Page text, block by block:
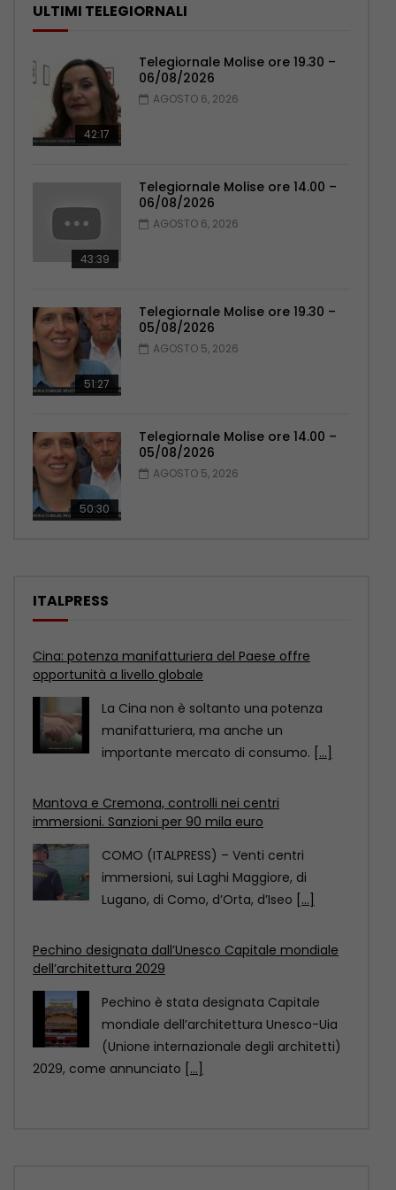
ULTIMI TELEGIORNALI
42:17
Telegiornale Molise ore 19.30 –
06/08/2026
AGOSTO 6, 2026
43:39
Telegiornale Molise ore 14.00 –
06/08/2026
AGOSTO 6, 2026
51:27
Telegiornale Molise ore 19.30 –
05/08/2026
AGOSTO 5, 2026
50:30
Telegiornale Molise ore 14.00 –
05/08/2026
AGOSTO 5, 2026
ITALPRESS
Cina: potenza manifatturiera del Paese offre
opportunità a livello globale
La Cina non è soltanto una potenza
manifatturiera, ma anche un
importante mercato di consumo. [...]
Mantova e Cremona, controlli nei centri
immersioni. Sanzioni per 90 mila euro
COMO (ITALPRESS) – Venti centri
immersioni, sui Laghi Maggiore, di
Lugano, di Como, d’Orta, d’Iseo [...]
Pechino designata dall’Unesco Capitale mondiale
dell’architettura 2029
Pechino è stata designata Capitale
mondiale dell’architettura Unesco-Uia
(Unione internazionale degli architetti)
2029, come annunciato [...]